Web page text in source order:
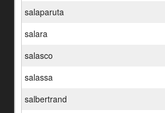
salaparuta
salara
salasco
salassa
salbertrand